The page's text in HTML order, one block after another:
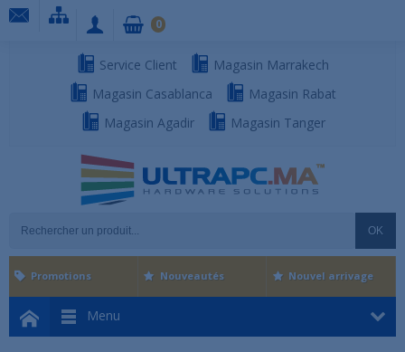
Service Client
Magasin Marrakech
Magasin Casablanca
Magasin Rabat
Magasin Agadir
Magasin Tanger
OK
0
Menu
Promotions Nouveautés Nouvel arrivage